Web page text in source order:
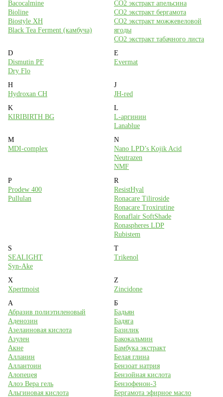
8 (495) 988-71-00
с 10:00 до 18:00 (пн-пт)
На карте
Наши соцсети
Мы принимаем к оплате
Bacocalmine
Bioline
Biostyle XH
Black Tea Ferment (камбуча)
CO2 экстракт апельсина
CO2 экстракт бергамота
CO2 экстракт можжевеловой
ягоды
CO2 экстракт табачного листа
D
Dismutin PF
Dry Flo
E
Evermat
H
Hydroxan CH
J
JH-red
K
KIRIBIRTH BG
L
L-аргинин
Lanablue
M
MDI-complex
N
Nano LPD’s Kojik Acid
Neutrazen
NMF
P
Prodew 400
Pullulan
R
ResistHyal
Ronacare Tiliroside
Ronacare Troxirutine
Ronaflair SoftShade
Ronaspheres LDP
Rubistem
S
SEALIGHT
Syn-Ake
T
Trikenol
X
Xpertmoist
Z
Zincidone
А
Абразив полиэтиленовый
Аденозин
Азелаиновая кислота
Азулен
Акне
Алланин
Аллантоин
Алопецея
Алоэ Вера гель
Альгиновая кислота
Б
Бадьян
Бадяга
Базилик
Бакокальмин
Бамбука экстракт
Белая глина
Бензоат натрия
Бензойная кислота
Бензофенон-3
Бергамота эфирное масло